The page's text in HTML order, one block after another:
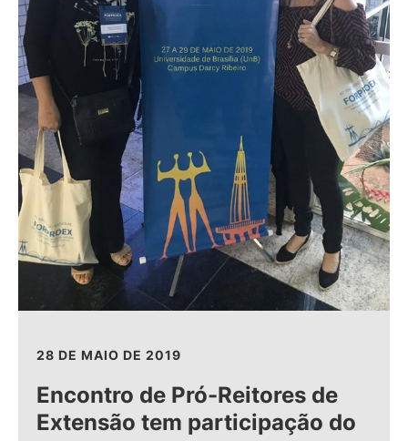
28 DE MAIO DE 2019
Encontro de Pró-Reitores de
Extensão tem participação do